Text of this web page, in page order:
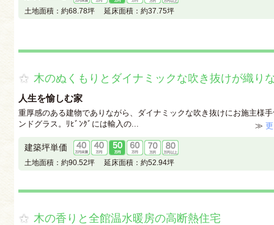
土地面積： 約68.78坪 延床面積： 約37.75坪
木のぬくもりとダイナミックな吹き抜けが織り
人生を愉しむ家
重厚感のある建物でありながら、ダイナミックな吹き抜けにお施主様
ンドグラス。ﾘﾋﾞﾝｸﾞには輸入の...
≫
建築坪単価
土地面積： 約90.52坪 延床面積： 約52.94坪
木の香りと全館温水暖房の高断熱住宅